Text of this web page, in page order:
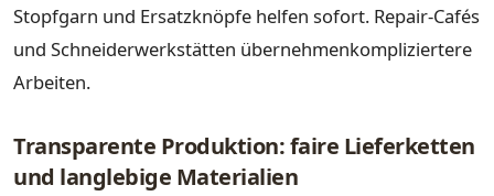
Stopfgarn und Ersatzknöpfe helfen sofort. Repair-Cafés
und Schneiderwerkstätten übernehmenkompliziertere
Arbeiten.
Transparente Produktion: faire Lieferketten
und langlebige Materialien